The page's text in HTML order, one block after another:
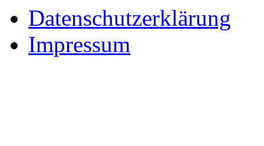
Datenschutzerklärung
Impressum